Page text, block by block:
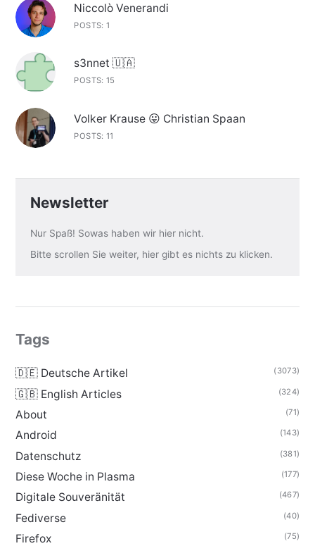
Niccolò Venerandi
POSTS: 1
s3nnet 🇺🇦
POSTS: 15
Volker Krause 😛 Christian Spaan
POSTS: 11
Newsletter
Nur Spaß! Sowas haben wir hier nicht.
Bitte scrollen Sie weiter, hier gibt es nichts zu klicken.
Tags
🇩🇪 Deutsche Artikel (3073)
🇬🇧 English Articles (324)
About (71)
Android (143)
Datenschutz (381)
Diese Woche in Plasma (177)
Digitale Souveränität (467)
Fediverse (40)
Firefox (75)